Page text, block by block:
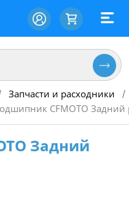
Запчасти и расходники
/
CFMOTO Задний
Задний